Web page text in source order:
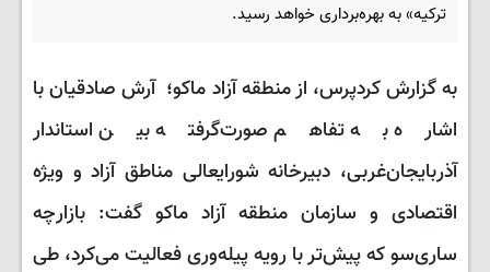
ترکیه» به بهره‌برداری خواهد رسید.
به گزارش کردپرس، از منطقه آزاد ماکو؛ آرش صادقیان با
اشاره به تفاهم صورت‌گرفته بین استاندار
آذربایجان‌غربی، دبیرخانه شورایعالی مناطق آزاد و ویژه
اقتصادی و سازمان منطقه آزاد ماکو گفت: بازارچه
ساری‌سو که پیش‌تر با رویه پیله‌وری فعالیت می‌کرد، طی